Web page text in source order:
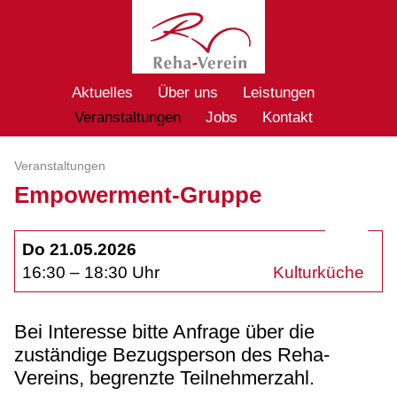
Aktuelles Über uns
Leistungen
Veranstaltungen
Jobs Kontakt
Veranstaltungen
Empowerment-Gruppe
Do 21.05.2026
16:30 – 18:30 Uhr
Kulturküche
Bei Interesse bitte Anfrage über die
zuständige Bezugsperson des Reha-
Vereins, begrenzte Teilnehmerzahl.